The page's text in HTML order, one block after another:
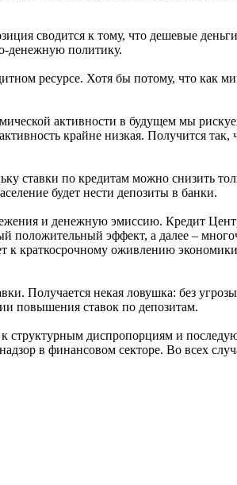
сводится к тому, что дешевые
денежную политику.
ресурсе. Хотя бы потому, что как
активности в будущем мы
крайне низкая. Получится
ставки по кредитам можно снизить
будет нести депозиты в банки.
и денежную эмиссию. Кредит
эффект, а далее –
краткосрочному оживлению
Получается некая ловушка: без
повышения ставок по депозитам.
структурным диспропорциям и
в финансовом секторе. Во всех